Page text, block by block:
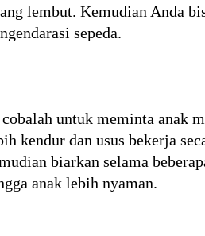
lembut. Kemudian Anda
sepeda.
untuk meminta anak
kendur dan usus bekerja
biarkan selama
anak lebih nyaman.